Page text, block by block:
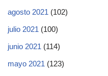
agosto 2021 (102)
julio 2021 (100)
junio 2021 (114)
mayo 2021 (123)